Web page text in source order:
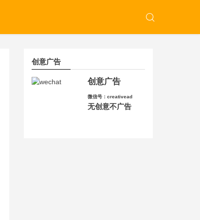
创意广告
创意广告
微信号：creativead
无创意不广告